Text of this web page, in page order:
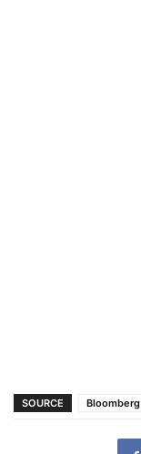
SOURCE Bloomberg